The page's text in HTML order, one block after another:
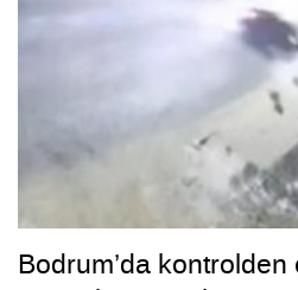
Bodrum’da kontrolden